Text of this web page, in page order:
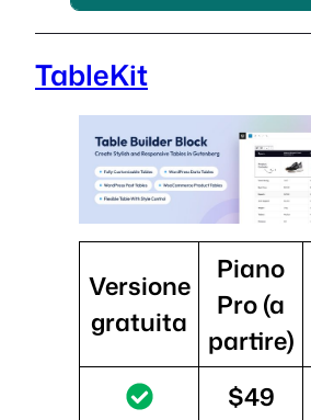
TableKit
Versione
gratuita
Piano
Pro (a
partire)
$49